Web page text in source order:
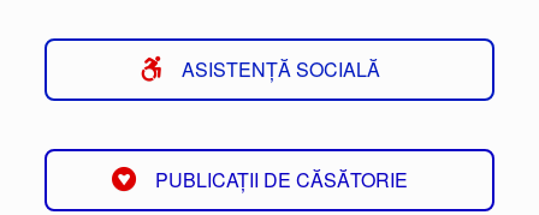
ASISTENȚĂ SOCIALĂ
PUBLICAȚII DE CĂSĂTORIE